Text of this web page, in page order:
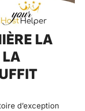
LA
LA
d’exception